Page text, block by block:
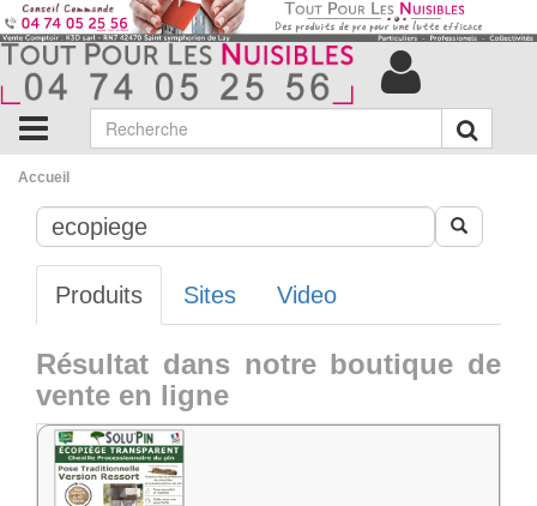
Accueil
Produits Sites Video
Résultat dans notre boutique de
vente en ligne